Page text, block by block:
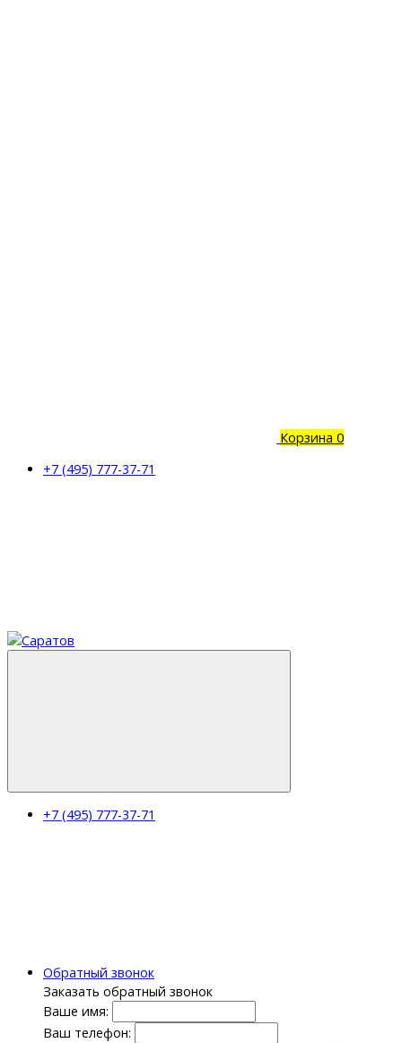
Корзина 0
+7 (495) 777-37-71
+7 (495) 777-37-71
Обратный звонок
Заказать обратный звонок
Ваше имя:
Ваш телефон: